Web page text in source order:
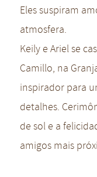
Eles suspiram
atmosfera.
Keily e Ariel se
Camillo, na
inspirador para
detalhes.
de sol e a
amigos mais